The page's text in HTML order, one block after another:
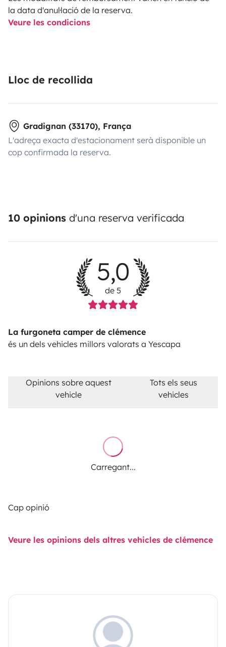
la data d'anul·lació de la reserva.
Veure les condicions
Lloc de recollida
Gradignan (33170), França
L'adreça exacta d'estacionament serà disponible un
cop confirmada la reserva.
10 opinions d'una reserva verificada
5,0
de 5
La furgoneta camper de clémence
és un dels vehicles millors valorats a Yescapa
Opinions sobre aquest
vehicle
Tots els seus
vehicles
Carregant...
Cap opinió
Veure les opinions dels altres vehicles de clémence